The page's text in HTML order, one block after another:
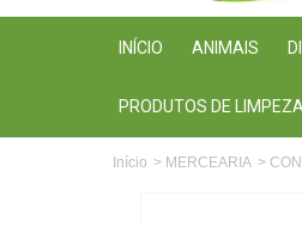
INÍCIO ANIMAIS
PRODUTOS DE
Início > MERCEARIA >